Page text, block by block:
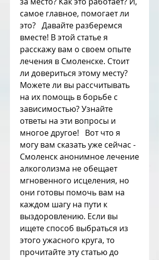
самое главное, помогает ли
это?   Давайте разберемся
вместе! В этой статье я
расскажу вам о своем опыте
лечения в Смоленске. Стоит
ли довериться этому месту?
Можете ли вы рассчитывать
на их помощь в борьбе с
зависимостью? Узнайте
ответы на эти вопросы и
многое другое!   Вот что я
могу вам сказать уже сейчас -
Смоленск анонимное лечение
алкоголизма не обещает
мгновенного исцеления, но
они готовы помочь вам на
каждом шагу на пути к
выздоровлению. Если вы
ищете способ выбраться из
этого ужасного круга, то
прочитайте эту статью до